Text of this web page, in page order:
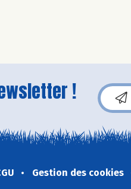
!
Gestion des cookies